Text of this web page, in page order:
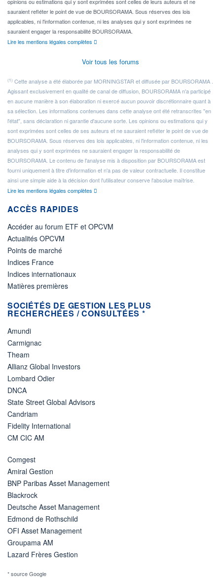
sauraient refléter le point de vue de BOURSORAMA. Sous réserves des lois
applicables, ni l'information contenue, ni les analyses qui y sont exprimées ne
sauraient engager la responsabilité BOURSORAMA.
Lire les mentions légales complètes
Voir tous les forums
(1) Cette analyse a été élaborée par MORNINGSTAR et diffusée par BOURSORAMA .
Agissant exclusivement en qualité de canal de diffusion, BOURSORAMA n'a participé
en aucune manière à son élaboration ni exercé aucun pouvoir discrétionnaire quant à
sa sélection. Les informations contenues dans cette analyse ont été retranscrites "en
l'état", sans déclaration ni garantie d'aucune sorte. Les opinions ou estimations qui y
sont exprimées sont celles de ses auteurs et ne sauraient refléter le point de vue de
BOURSORAMA. Sous réserves des lois applicables, ni l'information contenue, ni les
analyses qui y sont exprimées ne sauraient engager la responsabilité de
BOURSORAMA. Le contenu de l'analyse mis à disposition par BOURSORAMA est
fourni uniquement à titre d'information et n'a pas de valeur contractuelle. Il constitue
ainsi une simple aide à la décision dont l'utilisateur conserve l'absolue maîtrise.
Lire les mentions légales complètes
ACCÈS RAPIDES
Accéder au forum ETF et OPCVM
Actualités OPCVM
Points de marché
Indices France
Indices internationaux
Matières premières
SOCIÉTÉS DE GESTION LES PLUS
RECHERCHÉES / CONSULTÉES *
Amundi
Carmignac
Theam
Allianz Global Investors
Lombard Odier
DNCA
State Street Global Advisors
Candriam
Fidelity International
CM CIC AM
Comgest
Amiral Gestion
BNP Paribas Asset Management
Blackrock
Deutsche Asset Management
Edmond de Rothschild
OFI Asset Management
Groupama AM
Lazard Frères Gestion
* source Google